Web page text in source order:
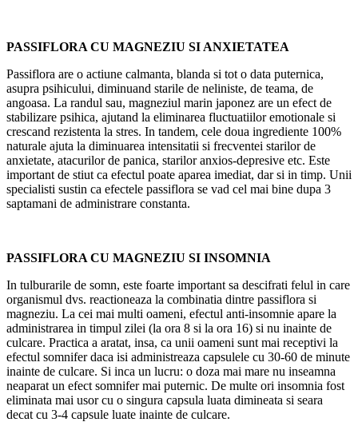
PASSIFLORA CU MAGNEZIU SI ANXIETATEA
Passiflora are o actiune calmanta, blanda si tot o data puternica,
asupra psihicului, diminuand starile de neliniste, de teama, de
angoasa. La randul sau, magneziul marin japonez are un efect de
stabilizare psihica, ajutand la eliminarea fluctuatiilor emotionale si
crescand rezistenta la stres. In tandem, cele doua ingrediente 100%
naturale ajuta la diminuarea intensitatii si frecventei starilor de
anxietate, atacurilor de panica, starilor anxios-depresive etc. Este
important de stiut ca efectul poate aparea imediat, dar si in timp. Unii
specialisti sustin ca efectele passiflora se vad cel mai bine dupa 3
saptamani de administrare constanta.
PASSIFLORA CU MAGNEZIU SI INSOMNIA
In tulburarile de somn, este foarte important sa descifrati felul in care
organismul dvs. reactioneaza la combinatia dintre passiflora si
magneziu. La cei mai multi oameni, efectul anti-insomnie apare la
administrarea in timpul zilei (la ora 8 si la ora 16) si nu inainte de
culcare. Practica a aratat, insa, ca unii oameni sunt mai receptivi la
efectul somnifer daca isi administreaza capsulele cu 30-60 de minute
inainte de culcare. Si inca un lucru: o doza mai mare nu inseamna
neaparat un efect somnifer mai puternic. De multe ori insomnia fost
eliminata mai usor cu o singura capsula luata dimineata si seara
decat cu 3-4 capsule luate inainte de culcare.